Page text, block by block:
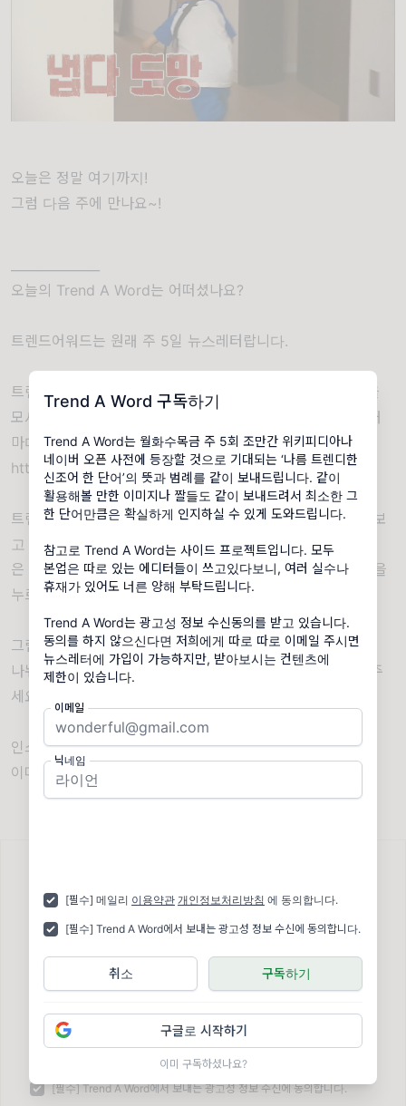
Trend A Word 구독하기
Trend A Word는 월화수목금 주 5회 조만간 위키피디아나
네이버 오픈 사전에 등장할 것으로 기대되는 ‘나름 트렌디한
신조어 한 단어’의 뜻과 범례를 같이 보내드립니다. 같이
활용해볼 만한 이미지나 짤들도 같이 보내드려서 최소한 그
한 단어만큼은 확실하게 인지하실 수 있게 도와드립니다.
참고로 Trend A Word는 사이드 프로젝트입니다. 모두
본업은 따로 있는 에디터들이 쓰고있다보니, 여러 실수나
휴재가 있어도 너른 양해 부탁드립니다.
Trend A Word는 광고성 정보 수신동의를 받고 있습니다.
동의를 하지 않으신다면 저희에게 따로 따로 이메일 주시면
뉴스레터에 가입이 가능하지만, 받아보시는 컨텐츠에
제한이 있습니다.
이메일
닉네임
[필수] 메일리 이용약관 개인정보처리방침 에 동의합니다.
[필수] Trend A Word에서 보내는 광고성 정보 수신에 동의합니다.
구독하기
취소
구글로 시작하기
이미 구독하셨나요?
오늘은 정말 여기까지!
그럼 다음 주에 만나요~!
오늘의 Trend A Word는 어떠셨나요?
트렌드어워드는 원래 주 5일 뉴스레터랍니다.
트렌드어워드 서치 그룹 단톡방은 항상 새로운 트집쟁이들을
모시고 있습니다. 아래 구글폼만 작성하면 한 번씩 확인할 때
마다 초대해드려요!
https://forms.gle/CLBCAEJWJL9b6DUY6
트렌드어워드는광고성 메일 수신 동의를 매 레터에서 여쭤보
고 있습니다. 혹시나 이 부분을 원치 않으신 분들
은
https://maily.so/trendaword상단 우측에 구독중 버튼을
누르시고 구독 취소를 진행해주시면 감사하겠습니다.
그럼 앞으로 아침마다 종종 잘 부탁드립니다.
나눠주고 싶은 이야기는 마구마구 댓글과 인스타를 이용해주
세요!
인스타그램 : @trendaword
이메일 : contact@trendaword.com
다가올 뉴스레터가 궁금하신가요?
지금 구독해서 새로운 레터를 받아보세요
닉네임
✉️
이용약관 개인정보처리방침
[필수] Trend A Word에서 보내는 광고성 정보 수신에 동의합니다.